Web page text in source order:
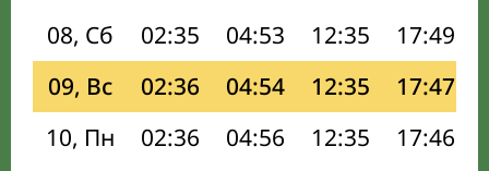
08, Сб
02:35 04:53 12:35 17:49
09, Вс
02:36 04:54 12:35 17:47
10, Пн
02:36 04:56 12:35 17:46